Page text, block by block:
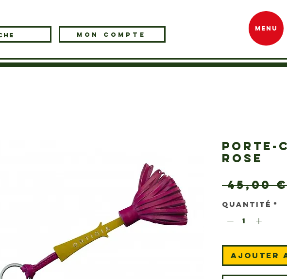
MON COMPTE
MENU
PORTE-
ROSE
45,00
Quantité *
Ajouter